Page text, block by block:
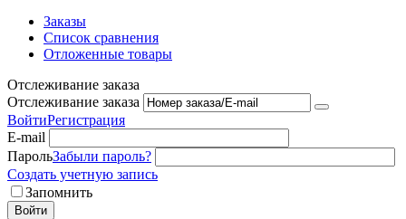
Заказы
Список сравнения
Отложенные товары
Отслеживание заказа
Отслеживание заказа
ВойтиРегистрация
E-mail
ПарольЗабыли пароль?
Создать учетную запись
Запомнить
Войти